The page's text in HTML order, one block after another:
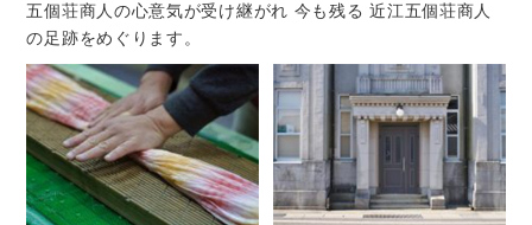
五個荘商人の心意気が受け継がれ 今も残る 近江五個荘商人
の足跡をめぐります。